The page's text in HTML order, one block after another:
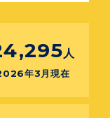
人
年3月現在